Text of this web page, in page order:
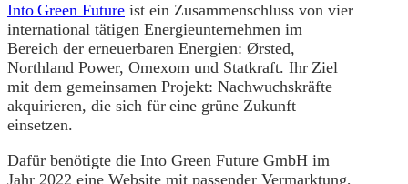
Into Green Future ist ein Zusammenschluss von vier
international tätigen Energieunternehmen im
Bereich der erneuerbaren Energien: Ørsted,
Northland Power, Omexom und Statkraft. Ihr Ziel
mit dem gemeinsamen Projekt: Nachwuchskräfte
akquirieren, die sich für eine grüne Zukunft
einsetzen.
Dafür benötigte die Into Green Future GmbH im
Jahr 2022 eine Website mit passender Vermarktung,